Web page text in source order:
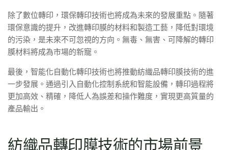
除了數位轉印，環保轉印技術也將成為未來的發展重點。隨著
環保意識的提升，改進轉印膜的材料和製造工藝，降低對環境
的污染，是未來不可忽視的方向。無毒、無害、可降解的轉印
膜材料將成為市場的新寵。
最後，智能化自動化轉印技術也將推動紡織品轉印膜技術的進
一步發展。通過引入自動化控制系統和智能設備，轉印過程將
更加高效、精確，降低人為誤差和操作難度，實現更高質量的
產品輸出。
紡織品轉印膜技術的市場前景